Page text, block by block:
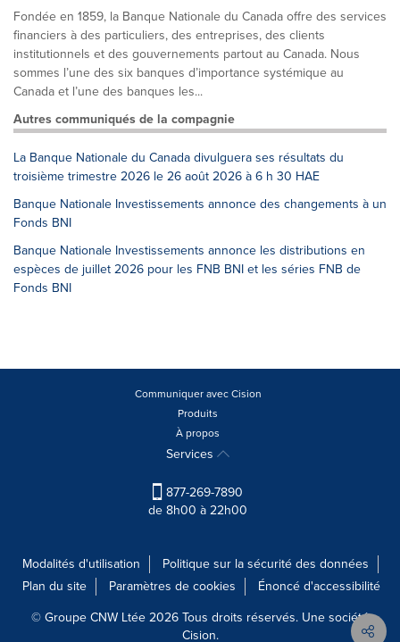
Fondée en 1859, la Banque Nationale du Canada offre des services
financiers à des particuliers, des entreprises, des clients
institutionnels et des gouvernements partout au Canada. Nous
sommes l’une des six banques d’importance systémique au
Canada et l’une des banques les...
Autres communiqués de la compagnie
La Banque Nationale du Canada divulguera ses résultats du
troisième trimestre 2026 le 26 août 2026 à 6 h 30 HAE
Banque Nationale Investissements annonce des changements à un
Fonds BNI
Banque Nationale Investissements annonce les distributions en
espèces de juillet 2026 pour les FNB BNI et les séries FNB de
Fonds BNI
Communiquer avec Cision
Produits
À propos
Services
877-269-7890
de 8h00 à 22h00
Modalités d'utilisation
Politique sur la sécurité des données
Plan du site
Paramètres de cookies
Énoncé d'accessibilité
© Groupe CNW Ltée 2026 Tous droits réservés. Une société
Cision.